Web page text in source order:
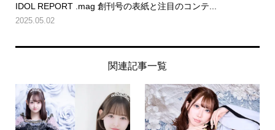
IDOL REPORT .mag 創刊号の表紙と注目のコンテ...
2025.05.02
関連記事一覧